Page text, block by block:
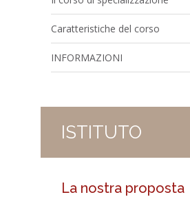
Caratteristiche del corso
INFORMAZIONI
ISTITUTO
La nostra proposta